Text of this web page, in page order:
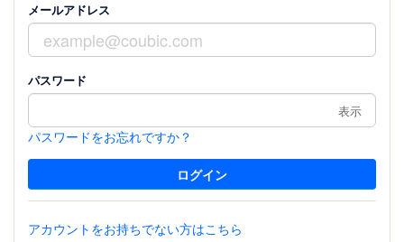
メールアドレス
パスワード
表示
パスワードをお忘れですか？
アカウントをお持ちでない方はこちら